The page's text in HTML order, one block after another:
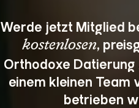
Werde jetzt Mitglied
kostenlosen,
Orthodoxe Datierung
einem kleinen Team
betrieben